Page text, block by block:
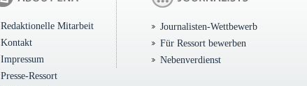
Redaktionelle Mitarbeit
Kontakt
Impressum
Presse-Ressort
Journalisten-Wettbewerb
Für Ressort bewerben
Nebenverdienst